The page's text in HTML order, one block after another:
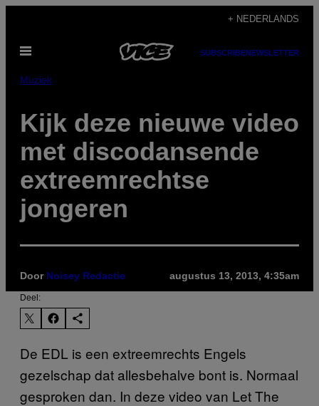
de
inhoud
+ NEDERLANDS
Open
SUBSCRIBENEWSLETTER
Muziek
Kijk deze nieuwe video
met discodansende
extreemrechtse
jongeren
Door Noisey Redactie augustus 13, 2013, 4:35am
Deel:
De EDL is een extreemrechts Engels
gezelschap dat allesbehalve bont is. Normaal
gesproken dan. In deze video van Let The